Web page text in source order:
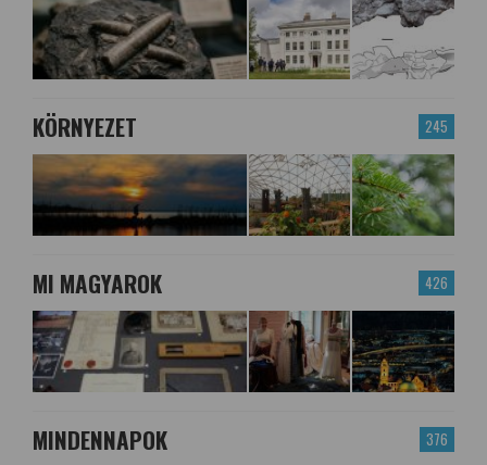
245
KÖRNYEZET
426
MI MAGYAROK
376
MINDENNAPOK